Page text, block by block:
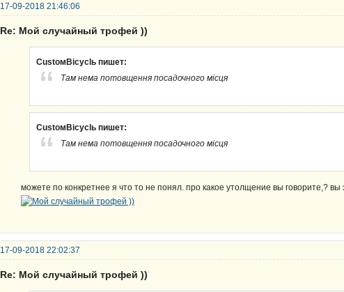
17-09-2018 21:46:06
Re: Мой случайный трофей ))
CustoмBicyclь пишет:
Там нема потовщення посадочного місця
CustoмBicyclь пишет:
Там нема потовщення посадочного місця
можете по конкретнее я что то не понял. про какое утолщение вы говорите,? вы
17-09-2018 22:02:37
Re: Мой случайный трофей ))